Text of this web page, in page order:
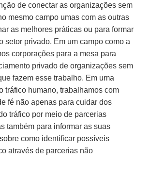
de conectar as organizações sem
mesmo campo umas com as outras
as melhores práticas ou para formar
setor privado. Em um campo como a
corporações para a mesa para
privado de organizações sem
fazem esse trabalho. Em uma
tráfico humano, trabalhamos com
fé não apenas para cuidar dos
tráfico por meio de parcerias
também para informar as suas
como identificar possíveis
através de parcerias não